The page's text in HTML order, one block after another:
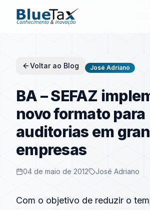
Voltar ao Blog José Adriano
BA – SEFAZ
novo formato para
auditorias em
empresas
04 de maio de 2012 José Adriano
Com o objetivo de reduzir o